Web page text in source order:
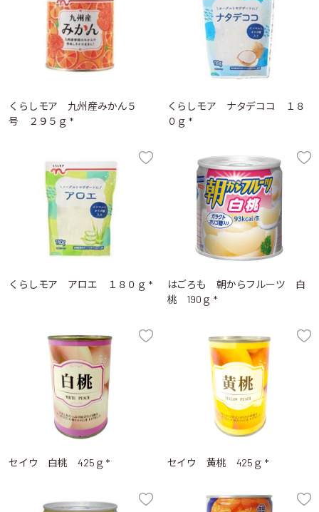
くらしモア 九州産みかん５
号 ２９５ｇ *
くらしモア ナタデココ １８
０ｇ *
くらしモア アロエ １８０ｇ *
はごろも 朝からフルーツ 白
桃 190ｇ *
セイウ 白桃 425ｇ * セイウ 黄桃 425ｇ *